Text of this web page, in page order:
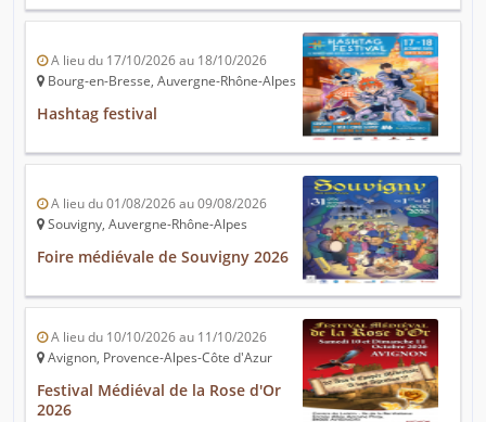
A lieu du 17/10/2026 au 18/10/2026
Bourg-en-Bresse, Auvergne-Rhône-Alpes
Hashtag festival
A lieu du 01/08/2026 au 09/08/2026
Souvigny, Auvergne-Rhône-Alpes
Foire médiévale de Souvigny 2026
A lieu du 10/10/2026 au 11/10/2026
Avignon, Provence-Alpes-Côte d'Azur
Festival Médiéval de la Rose d'Or
2026